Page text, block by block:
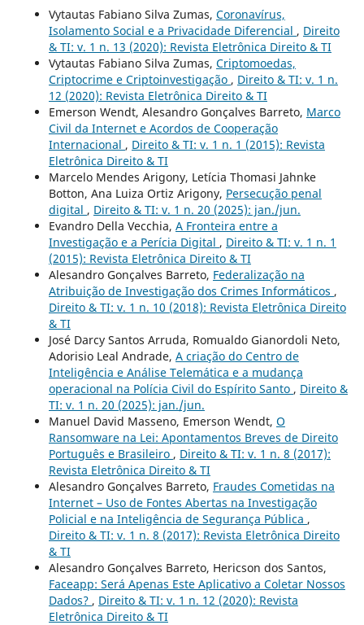
Vytautas Fabiano Silva Zumas, Coronavírus,
Isolamento Social e a Privacidade Diferencial , Direito
& TI: v. 1 n. 13 (2020): Revista Eletrônica Direito & TI
Vytautas Fabiano Silva Zumas, Criptomoedas,
Criptocrime e Criptoinvestigação , Direito & TI: v. 1 n.
12 (2020): Revista Eletrônica Direito & TI
Emerson Wendt, Alesandro Gonçalves Barreto, Marco
Civil da Internet e Acordos de Cooperação
Internacional , Direito & TI: v. 1 n. 1 (2015): Revista
Eletrônica Direito & TI
Marcelo Mendes Arigony, Letícia Thomasi Jahnke
Botton, Ana Luiza Ortiz Arigony, Persecução penal
digital , Direito & TI: v. 1 n. 20 (2025): jan./jun.
Evandro Della Vecchia, A Fronteira entre a
Investigação e a Perícia Digital , Direito & TI: v. 1 n. 1
(2015): Revista Eletrônica Direito & TI
Alesandro Gonçalves Barreto, Federalização na
Atribuição de Investigação dos Crimes Informáticos ,
Direito & TI: v. 1 n. 10 (2018): Revista Eletrônica Direito
& TI
José Darcy Santos Arruda, Romualdo Gianordoli Neto,
Adorisio Leal Andrade, A criação do Centro de
Inteligência e Análise Telemática e a mudança
operacional na Polícia Civil do Espírito Santo , Direito &
TI: v. 1 n. 20 (2025): jan./jun.
Manuel David Masseno, Emerson Wendt, O
Ransomware na Lei: Apontamentos Breves de Direito
Português e Brasileiro , Direito & TI: v. 1 n. 8 (2017):
Revista Eletrônica Direito & TI
Alesandro Gonçalves Barreto, Fraudes Cometidas na
Internet – Uso de Fontes Abertas na Investigação
Policial e na Inteligência de Segurança Pública ,
Direito & TI: v. 1 n. 8 (2017): Revista Eletrônica Direito
& TI
Alesandro Gonçalves Barreto, Hericson dos Santos,
Faceapp: Será Apenas Este Aplicativo a Coletar Nossos
Dados? , Direito & TI: v. 1 n. 12 (2020): Revista
Eletrônica Direito & TI